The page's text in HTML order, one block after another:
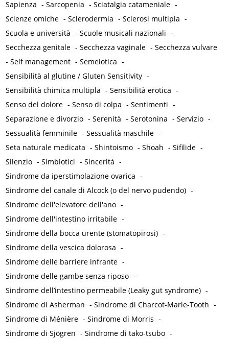
Sapienza -Sarcopenia -Sciatalgia catameniale -
Scienze omiche -Sclerodermia -Sclerosi multipla -
Scuola e università -Scuole musicali nazionali -
Secchezza genitale -Secchezza vaginale -Secchezza vulvare
-Self management -Semeiotica -
Sensibilità al glutine / Gluten Sensitivity -
Sensibilità chimica multipla -Sensibilità erotica -
Senso del dolore -Senso di colpa -Sentimenti -
Separazione e divorzio -Serenità -Serotonina -Servizio -
Sessualità femminile -Sessualità maschile -
Seta naturale medicata -Shintoismo -Shoah -Sifilide -
Silenzio -Simbiotici -Sincerità -
Sindrome da iperstimolazione ovarica -
Sindrome del canale di Alcock (o del nervo pudendo) -
Sindrome dell'elevatore dell'ano -
Sindrome dell'intestino irritabile -
Sindrome della bocca urente (stomatopirosi) -
Sindrome della vescica dolorosa -
Sindrome delle barriere infrante -
Sindrome delle gambe senza riposo -
Sindrome dell’intestino permeabile (Leaky gut syndrome) -
Sindrome di Asherman -Sindrome di Charcot-Marie-Tooth -
Sindrome di Ménière -Sindrome di Morris -
Sindrome di Sjögren -Sindrome di tako-tsubo -